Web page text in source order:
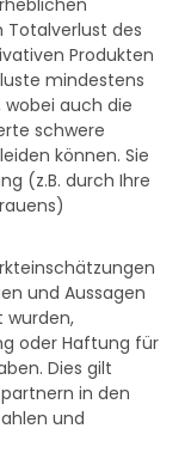
Totalverlust des
Produkten
mindestens
auch die
schwere
können. Sie
(z.B. durch Ihre
und Aussagen
wurden,
oder Haftung für
Dies gilt
in den
und